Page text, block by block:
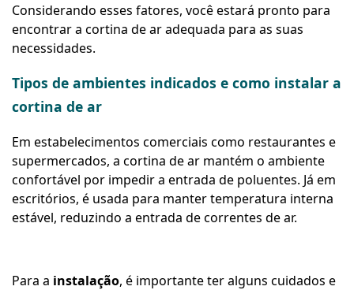
Considerando esses fatores, você estará pronto para
encontrar a cortina de ar adequada para as suas
necessidades.
Tipos de ambientes indicados e como instalar a
cortina de ar
Em estabelecimentos comerciais como restaurantes e
supermercados, a cortina de ar mantém o ambiente
confortável por impedir a entrada de poluentes. Já em
escritórios, é usada para manter temperatura interna
estável, reduzindo a entrada de correntes de ar.
Para a instalação, é importante ter alguns cuidados e